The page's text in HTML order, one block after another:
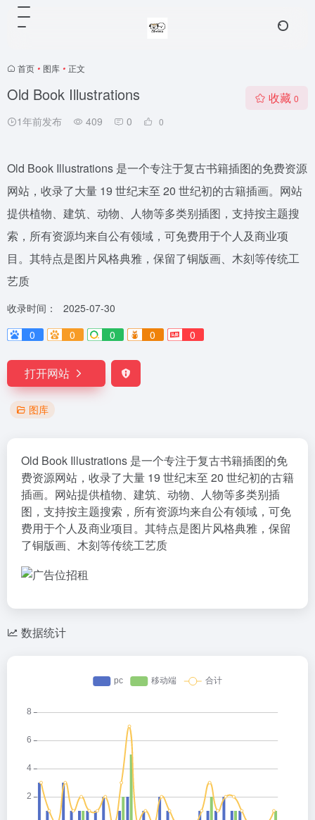
首页 • 图库 • 正文
Old Book Illustrations
1年前发布 409 0 0
收藏 0
Old Book Illustrations 是一个专注于复古书籍插图的免费资源
网站，收录了大量 19 世纪末至 20 世纪初的古籍插画。网站
提供植物、建筑、动物、人物等多类别插图，支持按主题搜
索，所有资源均来自公有领域，可免费用于个人及商业项
目。其特点是图片风格典雅，保留了铜版画、木刻等传统工
艺质
收录时间：
2025-07-30
0
0 0 0 0
打开网站
图库
Old Book Illustrations 是一个专注于复古书籍插图的免
费资源网站，收录了大量 19 世纪末至 20 世纪初的古籍
插画。网站提供植物、建筑、动物、人物等多类别插
图，支持按主题搜索，所有资源均来自公有领域，可免
费用于个人及商业项目。其特点是图片风格典雅，保留
了铜版画、木刻等传统工艺质
数据统计